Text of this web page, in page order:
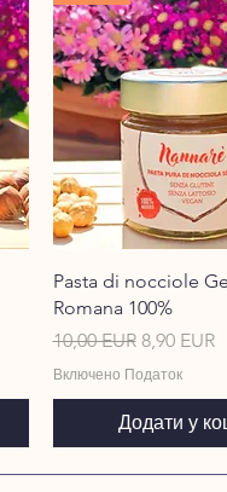
Швидкий
Pasta di nocciole
Romana 100%
Звичайна ціна
10,00 EUR За
8,90 EUR
Включено Податок
Додати у